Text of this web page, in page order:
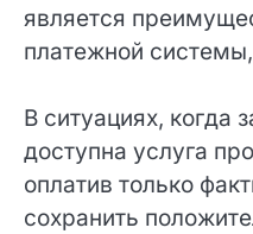
пользователя.
осуществлять
платежной
В ситуациях,
доступна услуга